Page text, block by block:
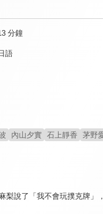
分鐘
語
內山夕實 石上靜香 茅野
梨說了「我不會玩撲克牌